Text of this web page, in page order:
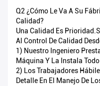
Q2 ¿Cómo Le Va A Su
Calidad?
Una Calidad Es
Al Control De Calidad
1) Nuestro Ingeniero
Máquina Y La Instala
2) Los Trabajadores
Detalle En El Manejo De